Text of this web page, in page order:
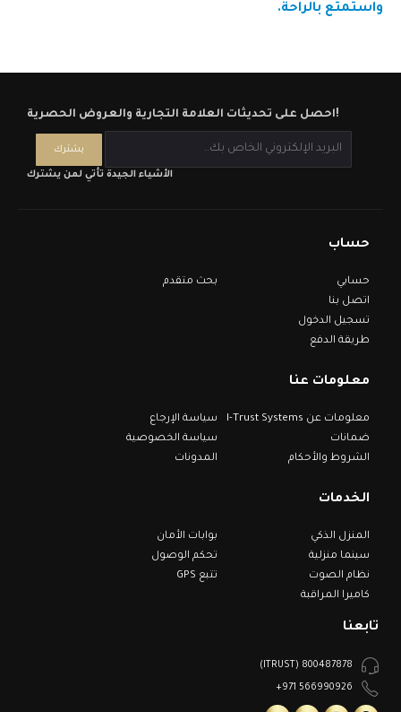
واستمتع بالراحة.
احصل على تحديثات العلامة التجارية والعروض الحصرية!
الأشياء الجيدة تأتي لمن يشترك
حساب
حسابي
اتصل بنا
تسجيل الدخول
طريقة الدفع
بحث متقدم
معلومات عنا
معلومات عن I-Trust Systems
ضمانات
الشروط والأحكام
سياسة الإرجاع
سياسة الخصوصية
المدونات
الخدمات
المنزل الذكي
سينما منزلية
نظام الصوت
كاميرا المراقبة
بوابات الأمان
تحكم الوصول
تتبع GPS
تابعنا
800487878 (ITRUST)
566990926 971+